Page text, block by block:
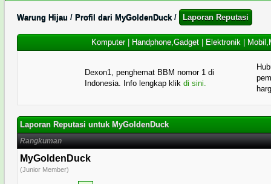
Warung Hijau / Profil dari MyGoldenDuck / Laporan Reputasi
Komputer| Handphone,Gadget| Elektronik|
Dexon1, penghemat BBM nomor 1 di
Indonesia. Info lengkap klik di sini.
Laporan Reputasi untuk MyGoldenDuck
Rangkuman
MyGoldenDuck
(Junior Member)